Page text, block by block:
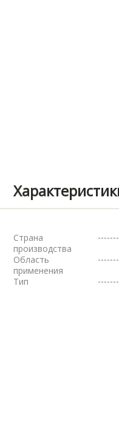
Страна
производства
Область
применения
Тип